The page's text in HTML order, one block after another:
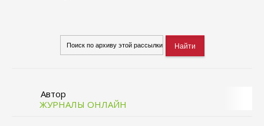
Автор
ЖУРНАЛЫ ОНЛАЙН